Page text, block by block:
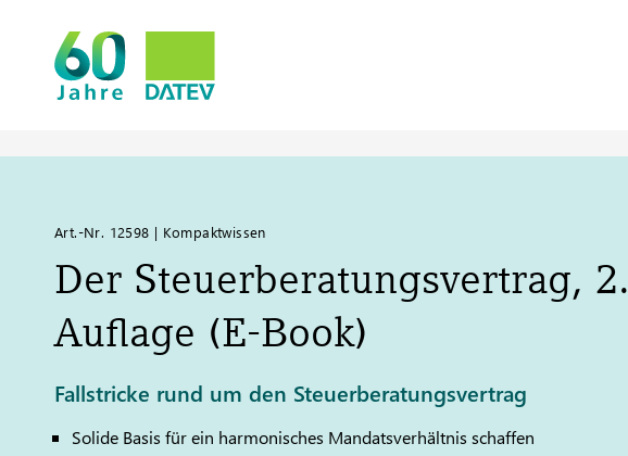
Art.-Nr. 12598 | Kompaktwissen
Der Steuerberatungsvertrag, 2.
Auflage (E-Book)
Fallstricke rund um den Steuerberatungsvertrag
Solide Basis für ein harmonisches Mandatsverhältnis schaffen